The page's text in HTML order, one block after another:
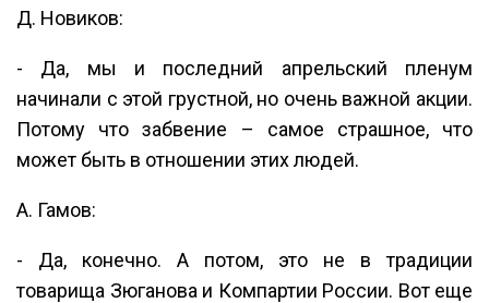
Д. Новиков:
- Да, мы и последний апрельский пленум
начинали с этой грустной, но очень важной акции.
Потому что забвение – самое страшное, что
может быть в отношении этих людей.
А. Гамов:
- Да, конечно. А потом, это не в традиции
товарища Зюганова и Компартии России. Вот еще